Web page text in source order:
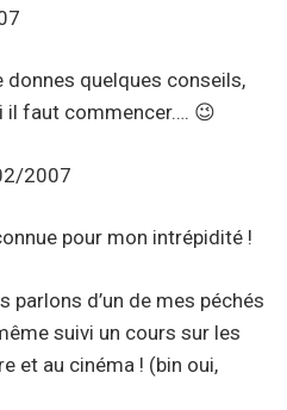
donnes quelques conseils,
il faut commencer…. 😉
2007
pour mon intrépidité !
parlons d’un de mes péchés
suivi un cours sur les
et au cinéma ! (bin oui,